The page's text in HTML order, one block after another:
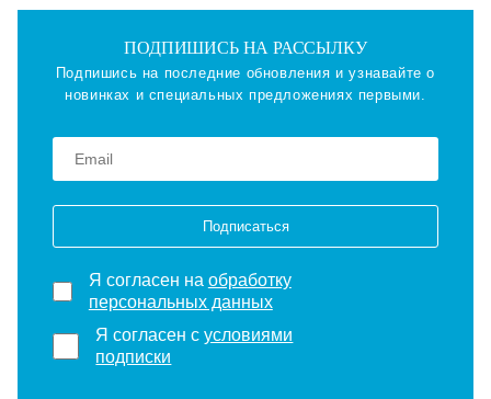
ПОДПИШИСЬ НА РАССЫЛКУ
Подпишись на последние обновления и узнавайте о
новинках и специальных предложениях первыми.
Подписаться
Я согласен на обработку
персональных данных
Я согласен сусловиями
подписки